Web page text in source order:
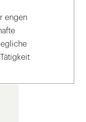
engen